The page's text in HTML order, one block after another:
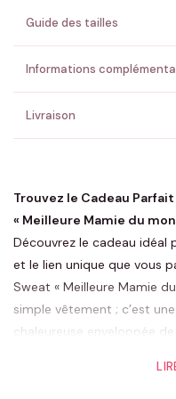
💚 Retour sous 24-48h🇫🇷
Guide des tailles
Informations
Livraison
Trouvez le Cadeau
« Meilleure Mamie du
Découvrez le cadeau idéal
et le lien unique que vous
Sweat « Meilleure Mamie
simple vêtement ; c’est
chaleureuse enveloppée
collection personnalisable